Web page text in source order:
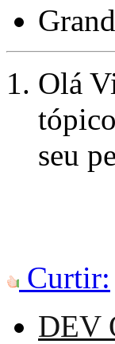
Olá
seu
Curtir:
DEV